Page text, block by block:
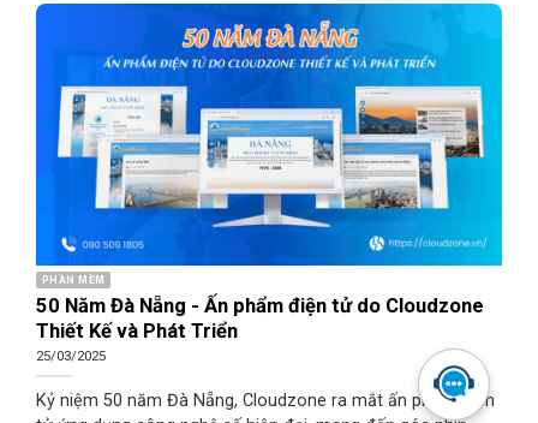
PHẦN MỀM
50 Năm Đà Nẵng - Ấn phẩm điện tử do Cloudzone
Thiết Kế và Phát Triển
25/03/2025
Kỷ niệm 50 năm Đà Nẵng, Cloudzone ra mắt ấn phẩm điện